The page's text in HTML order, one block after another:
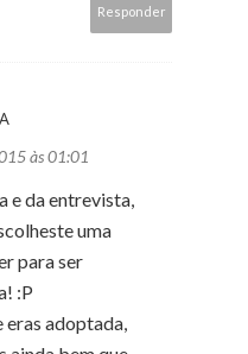
Responder
às 01:01
e da entrevista,
uma
para ser
:P
eras adoptada,